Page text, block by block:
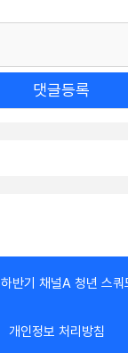
댓글등록
반기 채널A 청년 스쿼
개인정보 처리방침